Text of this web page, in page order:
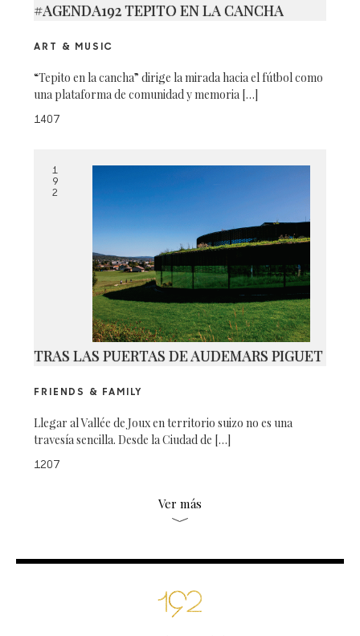
#AGENDA192 TEPITO EN LA CANCHA
ART & MUSIC
“Tepito en la cancha” dirige la mirada hacia el fútbol como
una plataforma de comunidad y memoria […]
1407
1
9
2
TRAS LAS PUERTAS DE AUDEMARS PIGUET
FRIENDS & FAMILY
Llegar al Vallée de Joux en territorio suizo no es una
travesía sencilla. Desde la Ciudad de […]
1207
Ver más